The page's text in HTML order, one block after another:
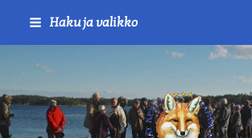
Siirry Haku ja valikko